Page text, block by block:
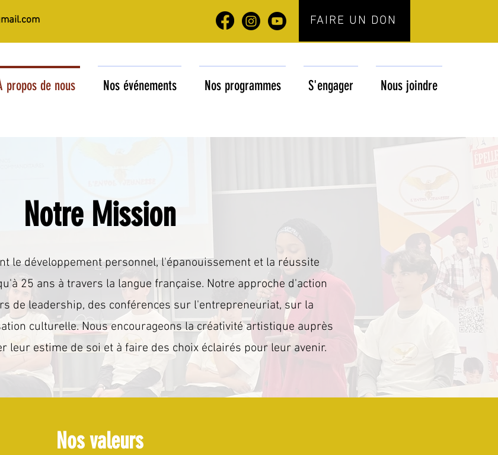
FAIRE UN DON
propos de nous Nos événements Nos programmes S'engager Nous joindre
Notre Mission
le développement personnel, l'épanouissement et la réussite
25 ans à travers la langue française. Notre approche d'action
de leadership, des conférences sur l'entrepreneuriat, sur la
culturelle. Nous encourageons la créativité artistique auprès
leur estime de soi et à faire des choix éclairés pour leur avenir.
Nos valeurs